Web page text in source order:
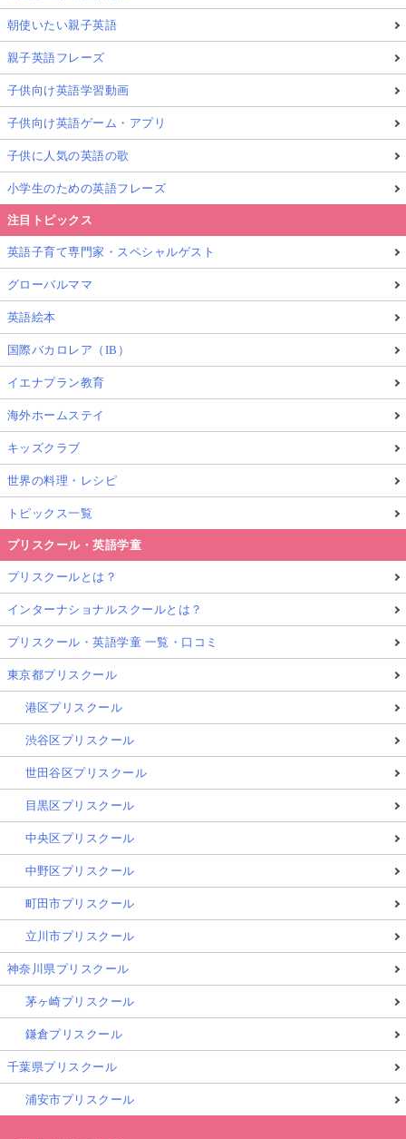
朝使いたい親子英語
親子英語フレーズ
子供向け英語学習動画
子供向け英語ゲーム・アプリ
子供に人気の英語の歌
小学生のための英語フレーズ
注目トピックス
英語子育て専門家・スペシャルゲスト
グローバルママ
英語絵本
国際バカロレア（IB）
イエナプラン教育
海外ホームステイ
キッズクラブ
世界の料理・レシピ
トピックス一覧
プリスクール・英語学童
プリスクールとは？
インターナショナルスクールとは？
プリスクール・英語学童 一覧・口コミ
東京都プリスクール
港区プリスクール
渋谷区プリスクール
世田谷区プリスクール
目黒区プリスクール
中央区プリスクール
中野区プリスクール
町田市プリスクール
立川市プリスクール
神奈川県プリスクール
茅ヶ崎プリスクール
鎌倉プリスクール
千葉県プリスクール
浦安市プリスクール